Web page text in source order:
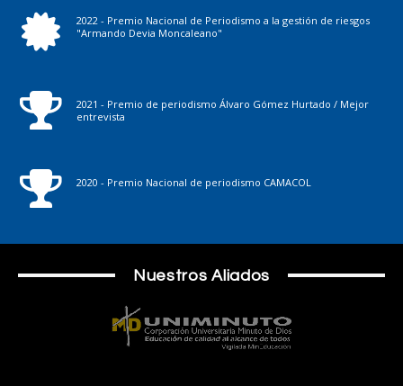
2022 - Premio Nacional de Periodismo a la gestión de riesgos
"Armando Devia Moncaleano"
2021 - Premio de periodismo Álvaro Gómez Hurtado / Mejor
entrevista
2020 - Premio Nacional de periodismo CAMACOL
Nuestros Aliados